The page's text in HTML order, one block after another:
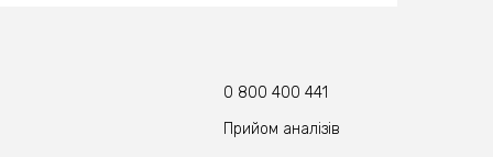
0 800 400 441
Прийом аналізів